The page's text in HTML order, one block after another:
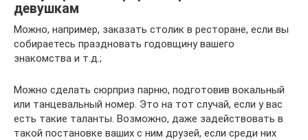
девушкам
Можно, например, заказать столик в ресторане, если вы
собираетесь праздновать годовщину вашего
знакомства и т.д.;
Можно сделать сюрприз парню, подготовив вокальный
или танцевальный номер. Это на тот случай, если у вас
есть такие таланты. Возможно, даже задействовать в
такой постановке ваших с ним друзей, если среди них